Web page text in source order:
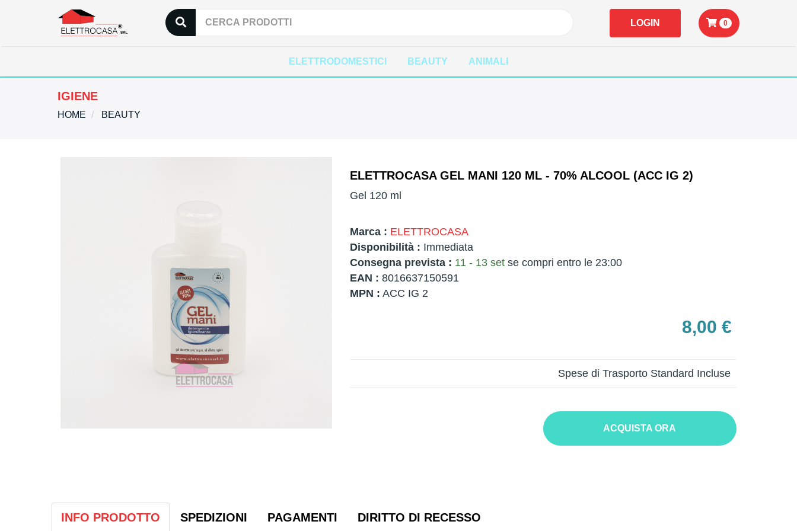
LOGIN 0
ELETTRODOMESTICI BEAUTY ANIMALI
IGIENE
HOME BEAUTY
ELETTROCASA GEL MANI 120 ML - 70% ALCOOL (ACC IG 2)
Gel 120 ml
Marca : ELETTROCASA
Disponibilità : Immediata
Consegna prevista : 11 - 13 setse compri entro le 23:00
EAN : 8016637150591
MPN : ACC IG 2
8,00 €
Spese di Trasporto Standard Incluse
ACQUISTA ORA
INFO PRODOTTO SPEDIZIONI PAGAMENTI DIRITTO DI RECESSO